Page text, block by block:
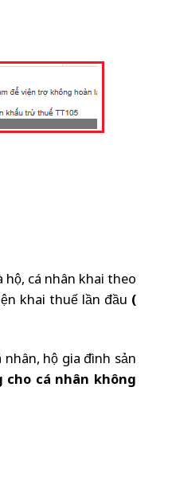
hộ, cá nhân khai theo
khai thuế lần đầu(
hộ gia đình sản
cho cá nhân không